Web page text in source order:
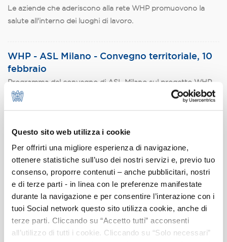
Questo sito web utilizza i cookie
Per offrirti una migliore esperienza di navigazione,
ottenere statistiche sull’uso dei nostri servizi e, previo tuo
consenso, proporre contenuti – anche pubblicitari, nostri
e di terze parti - in linea con le preferenze manifestate
durante la navigazione e per consentire l’interazione con i
tuoi Social network questo sito utilizza cookie, anche di
terze parti. Cliccando su “Accetto tutti” acconsenti
all’utilizzo di tutti i cookie. Cliccando su “Solo necessari”
Le aziende che aderiscono alla rete WHP promuovono la
salute all'interno dei luoghi di lavoro.
WHP - ASL Milano - Convegno territoriale, 10
febbraio
Programma del convegno di ASL Milano sul progetto WHP.
L'appuntamento è alle ore 9.30 presso la Sala Riunioni di
Promozione della salute nei luoghi di lavoro
Assolombarda promuove con le ASL del territorio milanese
la diffusione del programma WHP “Workplaces Health
Promotion” dedicato alle imprese.
WHP - Protocollo Assolombarda e ASL
milanesi - 3 dicembre 2014